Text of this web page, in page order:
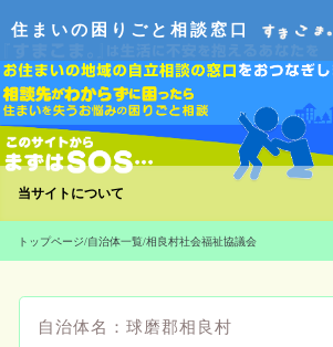
住まいの困りごと相談窓口
当サイトについて
トップページ/自治体一覧/相良村社会福祉協議会
自治体名： 球磨郡相良村